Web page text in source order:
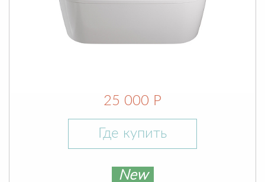
25 000 Р
Где купить
New